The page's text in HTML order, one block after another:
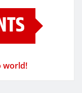
world!